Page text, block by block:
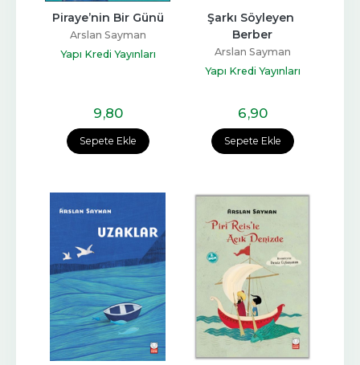
Sepete Ekle
Piraye’nin Bir Günü
Arslan Sayman
Yapı Kredi Yayınları
9,80
Sepete Ekle
Şarkı Söyleyen
Berber
Arslan Sayman
Yapı Kredi Yayınları
6,90